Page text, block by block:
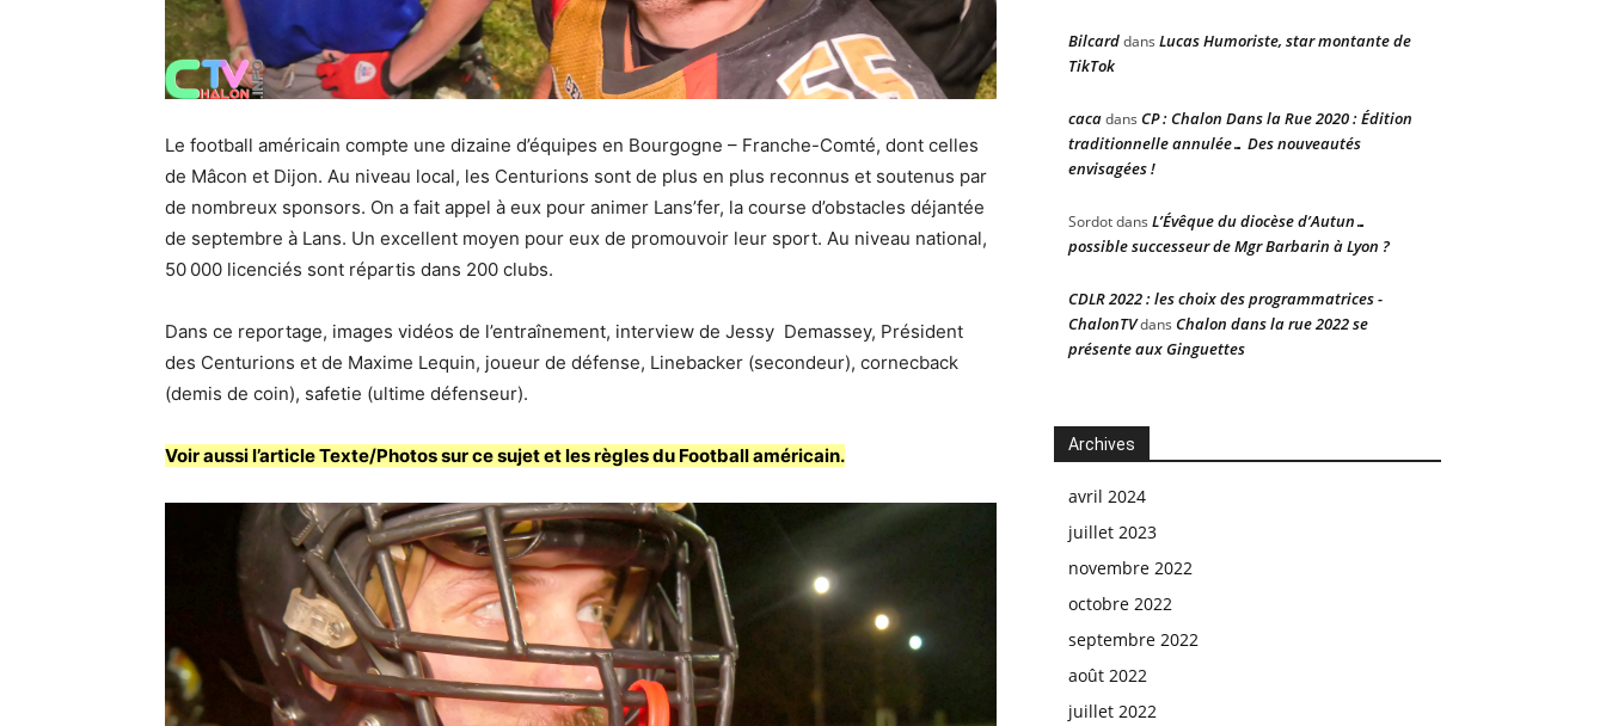
Le football américain compte une dizaine d’équipes en Bourgogne – Franche-Comté, dont celles
de Mâcon et Dijon. Au niveau local, les Centurions sont de plus en plus reconnus et soutenus par
de nombreux sponsors. On a fait appel à eux pour animer Lans’fer, la course d’obstacles déjantée
de septembre à Lans. Un excellent moyen pour eux de promouvoir leur sport. Au niveau national,
50 000 licenciés sont répartis dans 200 clubs.
Dans ce reportage, images vidéos de l’entraînement, interview de Jessy Demassey, Président
des Centurions et de Maxime Lequin, joueur de défense, Linebacker (secondeur), cornecback
(demis de coin), safetie (ultime défenseur).
Voir aussi l’article Texte/Photos sur ce sujet et les règles du Football américain.
Bilcarddans Lucas Humoriste, star montante de
TikTok
cacadans CP : Chalon Dans la Rue 2020 : Édition
traditionnelle annulée… Des nouveautés
envisagées !
Sordotdans L’Évêque du diocèse d’Autun…
possible successeur de Mgr Barbarin à Lyon ?
CDLR 2022 : les choix des programmatrices -
ChalonTVdans Chalon dans la rue 2022 se
présente aux Ginguettes
Archives
avril 2024
juillet 2023
novembre 2022
octobre 2022
septembre 2022
août 2022
juillet 2022